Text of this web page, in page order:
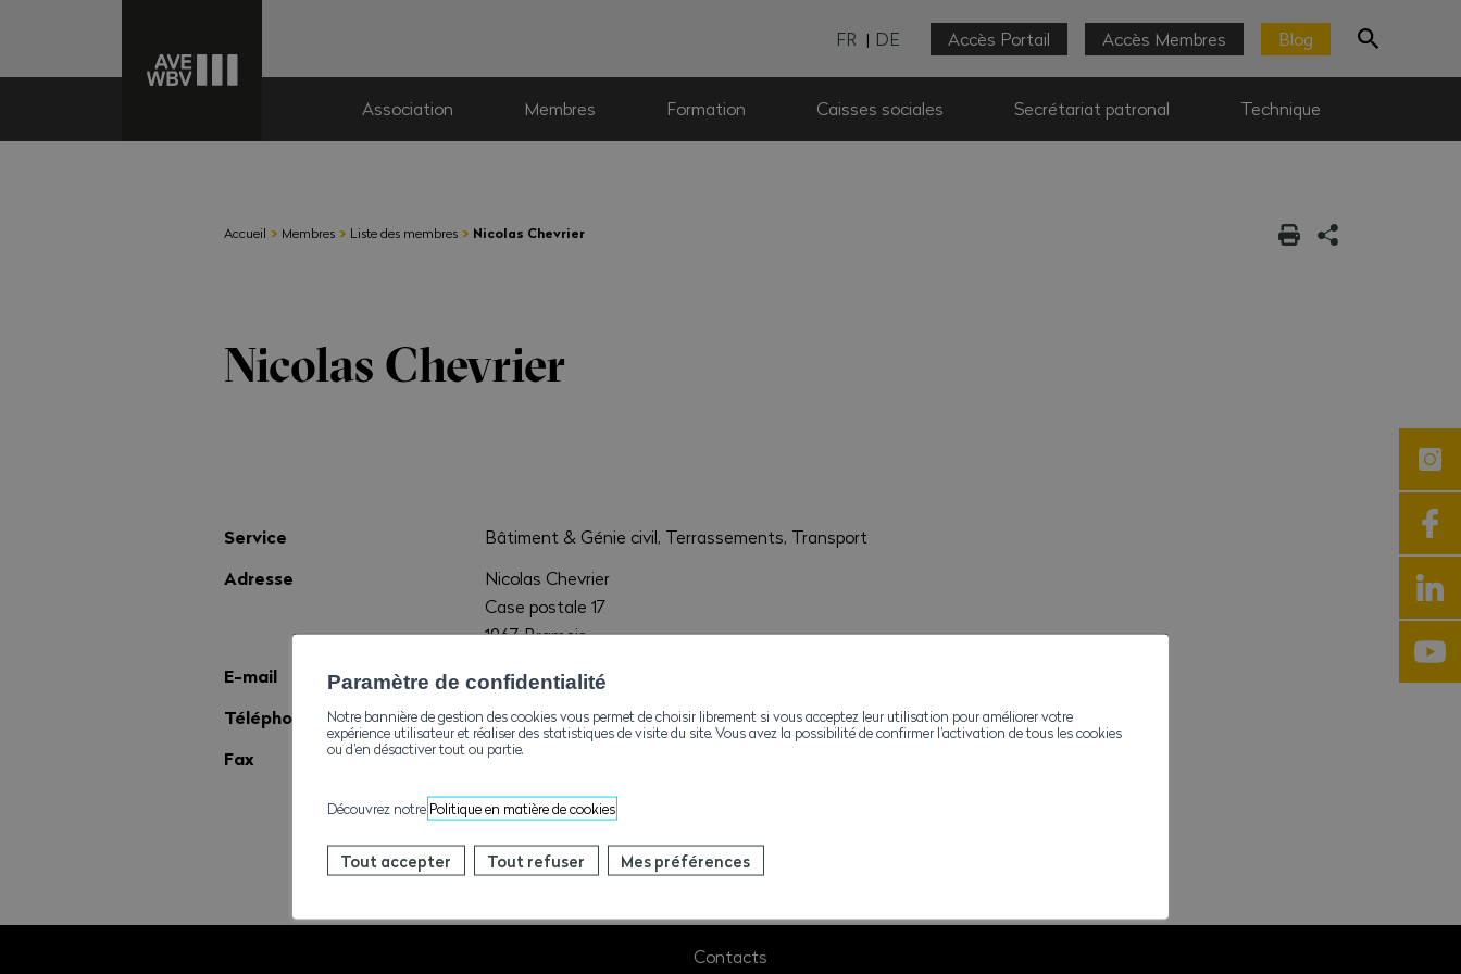
FR DE Accès Portail Accès Membres Blog
Association Membres Formation Caisses sociales Secrétariat patronal Technique
Accueil › Membres › Liste des membres › Nicolas Chevrier
Nicolas Chevrier
Service Bâtiment & Génie civil, Terrassements, Transport
Adresse
Nicolas Chevrier
Case postale 17
1967 Bramois
E-mail info@chevrier-n.ch
Téléphone +41272036318
Fax +41272036365
Contacts
Paramètre de confidentialité
Notre bannière de gestion des cookies vous permet de choisir librement si vous acceptez leur utilisation pour améliorer votre
expérience utilisateur et réaliser des statistiques de visite du site. Vous avez la possibilité de confirmer l’activation de tous les cookies
ou d’en désactiver tout ou partie.
Découvrez notre Politique en matière de cookies
Tout accepter Tout refuser Mes préférences